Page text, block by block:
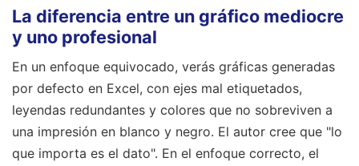
La diferencia entre un gráfico mediocre
y uno profesional
En un enfoque equivocado, verás gráficas generadas
por defecto en Excel, con ejes mal etiquetados,
leyendas redundantes y colores que no sobreviven a
una impresión en blanco y negro. El autor cree que "lo
que importa es el dato". En el enfoque correcto, el